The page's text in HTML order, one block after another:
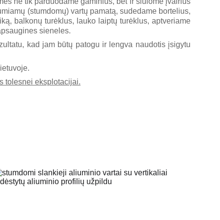
(stumdomų) vartų pamatą, sudedame bortelius,
balkonų turėklus, lauko laiptų turėklus, aptveriame
sieneles.
kad jam būtų patogu ir lengva naudotis įsigytu
tolesnei eksplotacijai.